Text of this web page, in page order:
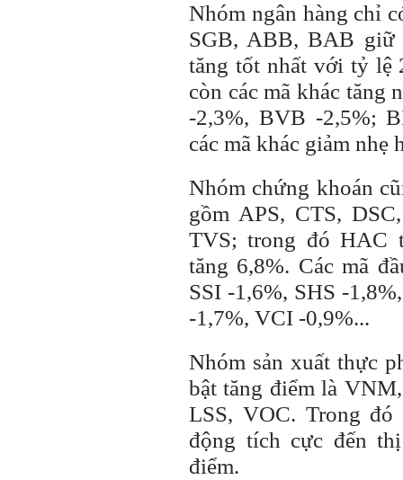
Nhóm ngân hàng chỉ
SGB, ABB, BAB giữ
tăng tốt nhất với tỷ lệ
còn các mã khác tăng
-2,3%, BVB -2,5%;
các mã khác giảm nhẹ
Nhóm chứng khoán
gồm APS, CTS,
TVS; trong đó HAC
tăng 6,8%. Các mã
SSI -1,6%, SHS -
-1,7%, VCI -0,9%...
Nhóm sản xuất thực
bật tăng điểm là
LSS, VOC. Trong
động tích cực đến
điểm.